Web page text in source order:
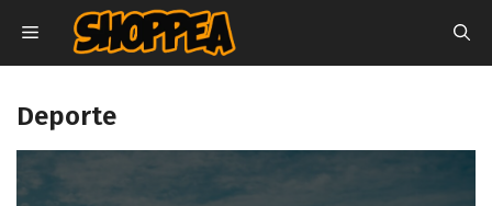
contenido
MENÚ
Deporte